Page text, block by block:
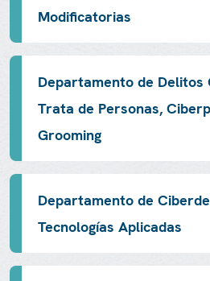
Modificatorias
Departamento de Delitos
Trata de Personas,
Grooming
Departamento de
Tecnologías Aplicadas